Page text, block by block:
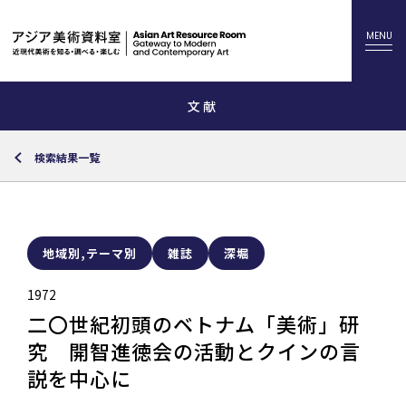
文献
検索結果一覧
地域別,テーマ別 雑誌 深堀
1972
二〇世紀初頭のベトナム「美術」研
究 開智進徳会の活動とクインの言
説を中心に